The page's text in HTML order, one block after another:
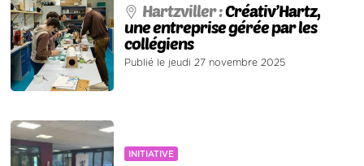
Hartzviller :Créativ’Hartz,
une entreprise gérée par les
collégiens
Publié le jeudi 27 novembre 2025
INITIATIVE